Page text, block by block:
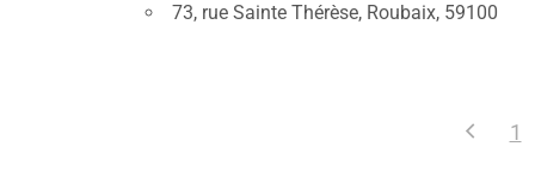
73, rue Sainte Thérèse, Roubaix, 59100
1